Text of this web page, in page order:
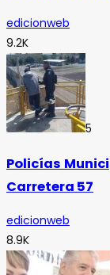
edicionweb
9.2K
5
Policías
Carretera 57
edicionweb
8.9K